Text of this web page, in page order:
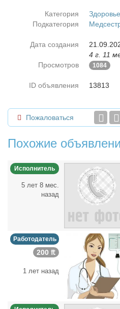
Категория
Подкатегория
Дата создания
4 г. 11
Просмотров
1084
ID объявления 13813
Пожаловаться
Похожие
Исполнитель
5 лет 8 мес.
назад
Работодатель
200 ₶
1 лет назад